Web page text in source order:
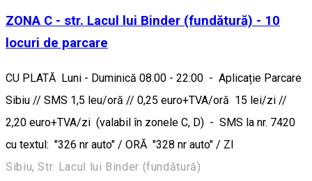
ZONA C - str. Lacul lui Binder (fundătură) - 10
locuri de parcare
CU PLATĂ Luni - Duminică 08.00 - 22:00 - Aplicație Parcare
Sibiu // SMS 1,5 leu/oră // 0,25 euro+TVA/oră 15 lei/zi //
2,20 euro+TVA/zi (valabil în zonele C, D) - SMS la nr. 7420
cu textul: "326 nr auto" / ORĂ "328 nr auto" / ZI
Sibiu, Str. Lacul lui Binder (fundătură)